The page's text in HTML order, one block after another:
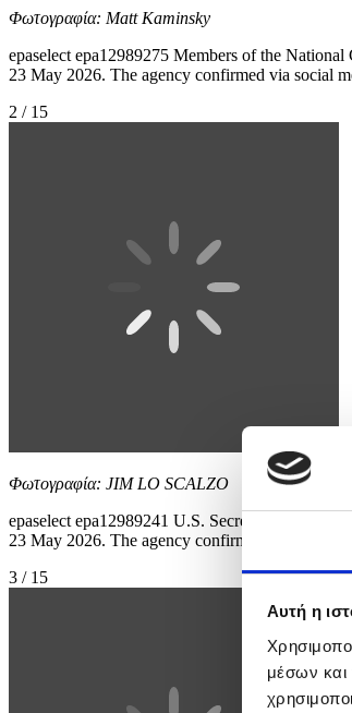
Αυτή η
μέσων και
Φωτογραφία: Matt Kaminsky
epaselect epa12989275 Members of the
23 May 2026. The agency confirmed via social
2 / 15
Φωτογραφία: JIM LO SCALZO
epaselect epa12989241 U.S. Secret Service
23 May 2026. The agency confirmed via social
3 / 15